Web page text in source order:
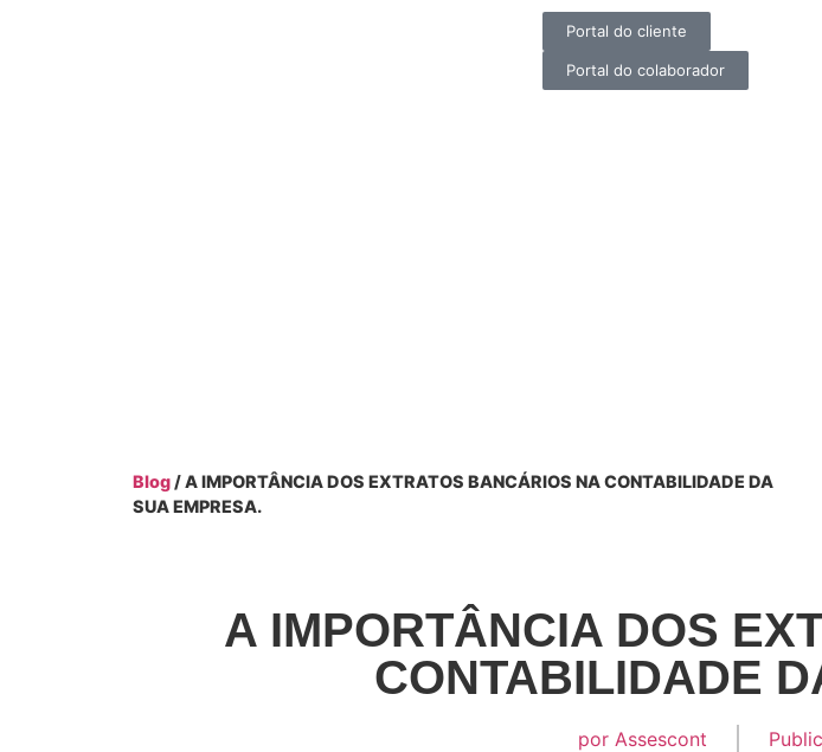
Portal do cliente
Portal do colaborador
Blog / A IMPORTÂNCIA DOS EXTRATOS BANCÁRIOS NA CONTABILIDADE DA
SUA EMPRESA.
A IMPORTÂNCIA DOS
CONTABILIDADE
por Assescont